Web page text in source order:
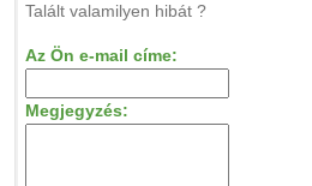
Talált valamilyen hibát ?
Az Ön e-mail címe:
Megjegyzés: